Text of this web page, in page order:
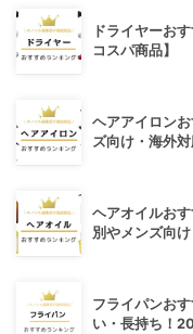
ドライヤーお
コスパ商品】
ヘアアイロン
ズ向け・海外
ヘアオイルお
別やメンズ向け
フライパンお
い・長持ち！